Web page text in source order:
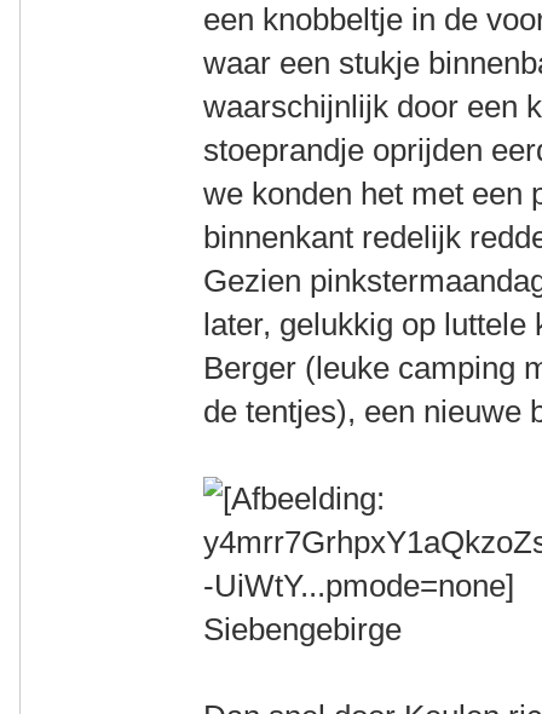
een knobbeltje in de
waar een stukje
waarschijnlijk door een
stoeprandje oprijden
we konden het met een
binnenkant redelijk
Gezien
later, gelukkig op
Berger (leuke camping
de tentjes), een nieuwe
Siebengebirge